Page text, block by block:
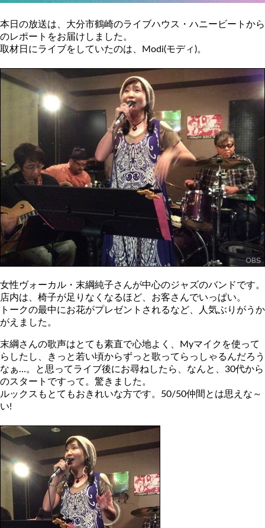
本日の放送は、大分市鶴崎のライブハウス・ハニービートから
のレポートをお届けしました。
取材日にライブをしていたのは、Modi(モディ)。
女性ヴォーカル・末綱純子さんが中心のジャズのバンドです。
店内は、椅子が足りなくなるほど、お客さんでいっぱい。
トークの最中にお花がプレゼントされるなど、人気ぶりがうか
がえました。
末綱さんの歌声はとても素直で心地よく、Myマイクを使って
らしたし、きっと若い頃からずっと歌ってらっしゃるんだろう
なぁ…。と思ってライブ後にお尋ねしたら、なんと、30代から
のスタートですって。驚きました。
ルックスもとてもおきれいな方です。50/50仲間とは思えな～
い!